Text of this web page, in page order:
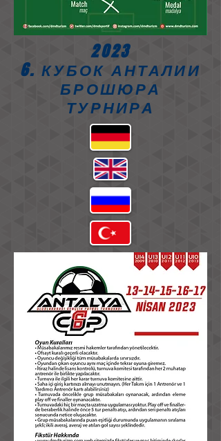
2023
6. КУБОК АНТАЛИИ
БРОШЮРА
ТУРНИРА